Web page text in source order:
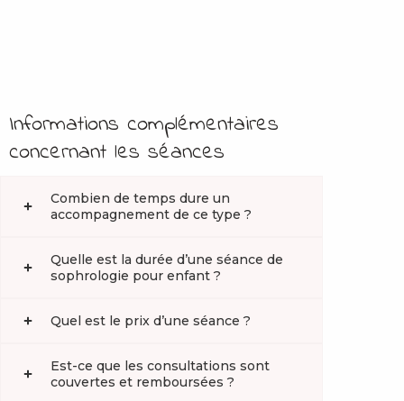
Informations complémentaires
concernant les séances
Combien de temps dure un
accompagnement de ce type ?
Quelle est la durée d’une séance de
sophrologie pour enfant ?
Quel est le prix d’une séance ?
Est-ce que les consultations sont
couvertes et remboursées ?